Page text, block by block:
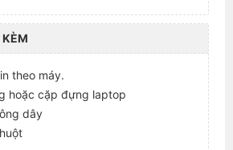
KÈM
theo máy.
hoặc cặp đựng laptop
dây